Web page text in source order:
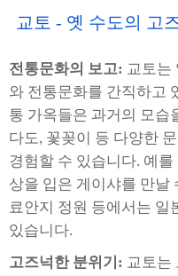
교토 - 옛 수도의 고
전통문화의 보고: 교토는
와 전통문화를 간직하고
통 가옥들은 과거의 모습
다도, 꽃꽂이 등 다양한
경험할 수 있습니다. 예
상을 입은 게이샤를 만날
료안지 정원 등에서는 일
있습니다.
고즈넉한 분위기: 교토는